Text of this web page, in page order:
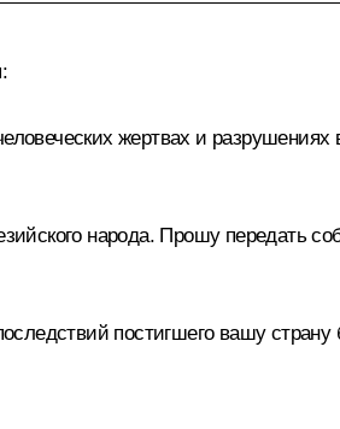
жертвах и
народа. Прошу передать
постигшего вашу страну